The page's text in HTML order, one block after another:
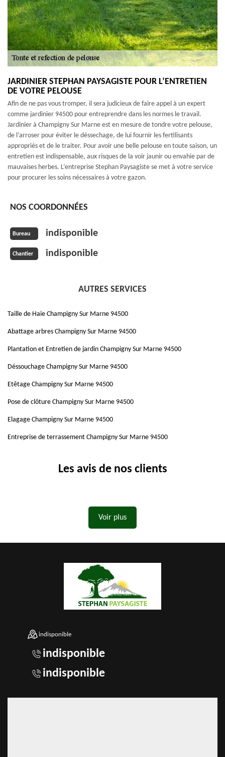
JARDINIER STEPHAN PAYSAGISTE POUR L’ENTRETIEN
DE VOTRE PELOUSE
Afin de ne pas vous tromper, il sera judicieux de faire appel à un expert
comme jardinier 94500 pour entreprendre dans les normes le travail.
Jardinier à Champigny Sur Marne est en mesure de tondre votre pelouse,
de l’arroser pour éviter le déssechage, de lui fournir les fertilisants
appropriés et de le traiter. Pour avoir une belle pelouse en toute saison, un
entretien est indispensable, aux risques de la voir jaunir ou envahie par de
mauvaises herbes. L’entreprise Stephan Paysagiste se met à votre service
pour procurer les soins nécessaires à votre gazon.
NOS COORDONNÉES
Bureau indisponible
Chantier indisponible
AUTRES SERVICES
Taille de Haie Champigny Sur Marne 94500
Abattage arbres Champigny Sur Marne 94500
Plantation et Entretien de jardin Champigny Sur Marne 94500
Déssouchage Champigny Sur Marne 94500
Etêtage Champigny Sur Marne 94500
Pose de clôture Champigny Sur Marne 94500
Elagage Champigny Sur Marne 94500
Entreprise de terrassement Champigny Sur Marne 94500
Les avis de nos clients
Voir plus
indisponible
indisponible
indisponible